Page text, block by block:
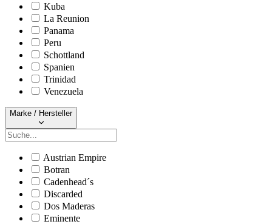
Kuba
La Reunion
Panama
Peru
Schottland
Spanien
Trinidad
Venezuela
Marke / Hersteller
Austrian Empire
Botran
Cadenhead´s
Discarded
Dos Maderas
Eminente